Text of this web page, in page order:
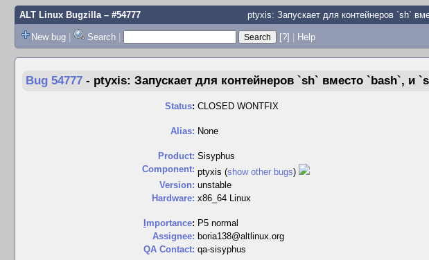
ALT Linux Bugzilla– #54777 ptyxis: Запускает для контейнеров `sh`
New bug | Search | [?] | Help
Bug 54777 - ptyxis: Запускает для контейнеров `sh` вместо `bash`, и
Status: CLOSED WONTFIX
Alias: None
Product: Sisyphus
Component: ptyxis (show other bugs)
Version: unstable
Hardware: x86_64 Linux
mportance: P5 normal
Assignee: boria138@altlinux.org
QA Contact: qa-sisyphus